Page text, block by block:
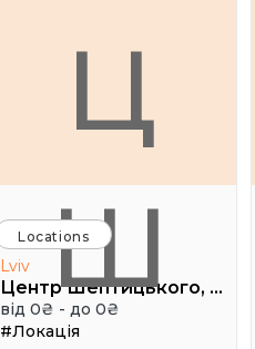
Ц
Ш
Locations
Lviv
Центр Шептицького, 1 поверх, паркова аудиторія
від 0₴ - до 0₴
#Локація